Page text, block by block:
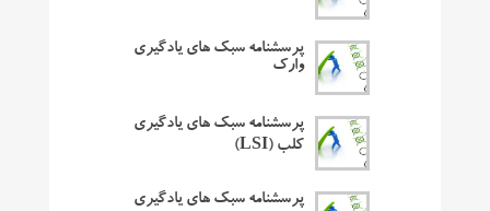
پرسشنامه سبک های یادگیری
وارک
پرسشنامه سبک های یادگیری
کلب (LSI)
پرسشنامه سبک های یادگیری